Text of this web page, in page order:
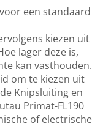
een standaard
kiezen uit
lager deze is,
kan vasthouden.
om te kiezen uit
Knipsluiting en
Primat-FL190
of electrische